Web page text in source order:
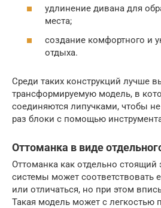
удлинение дивана для
места;
создание комфортного и
отдыха.
Среди таких конструкций лучше
трансформируемую модель, в
соединяются липучками, чтобы
раз блоки с помощью
Оттоманка в виде
Оттоманка как отдельно
системы может соответствовать
или отличаться, но при этом
Такая модель может с легкостью